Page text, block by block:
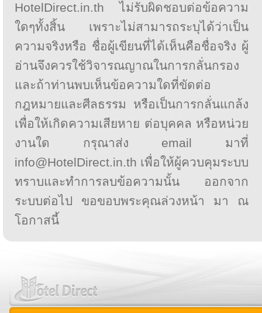
HotelDirect.in.th ไม่รับผิดชอบต่อข้อความ
ใดๆทั้งสิ้น เพราะไม่สามารถระบุได้ว่าเป็น
ความจริงหรือ ชื่อผู้เขียนที่ได้เห็นคือชื่อจริง ผู้
อ่านจึงควรใช้วิจารณญาณในการกลั่นกรอง
และถ้าท่านพบเห็นข้อความใดที่ขัดต่อ
กฎหมายและศีลธรรม หรือเป็นการกลั่นแกล้ง
เพื่อให้เกิดความเสียหาย ต่อบุคคล หรือหน่วย
งานใด กรุณาส่ง email มาที่
info@HotelDirect.in.th เพื่อให้ผู้ควบคุมระบบ
ทราบและทำการลบข้อความนั้น ออกจาก
ระบบต่อไป ขอขอบพระคุณล่วงหน้า มา ณ
โอกาสนี้